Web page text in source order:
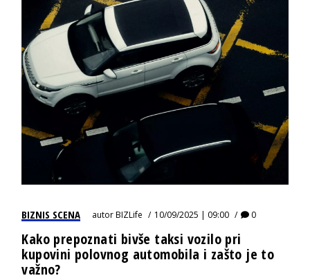
BIZNIS SCENA autorBIZLife 10/09/2025 | 09:00 0
Kako prepoznati bivše taksi vozilo pri
kupovini polovnog automobila i zašto je to
važno?